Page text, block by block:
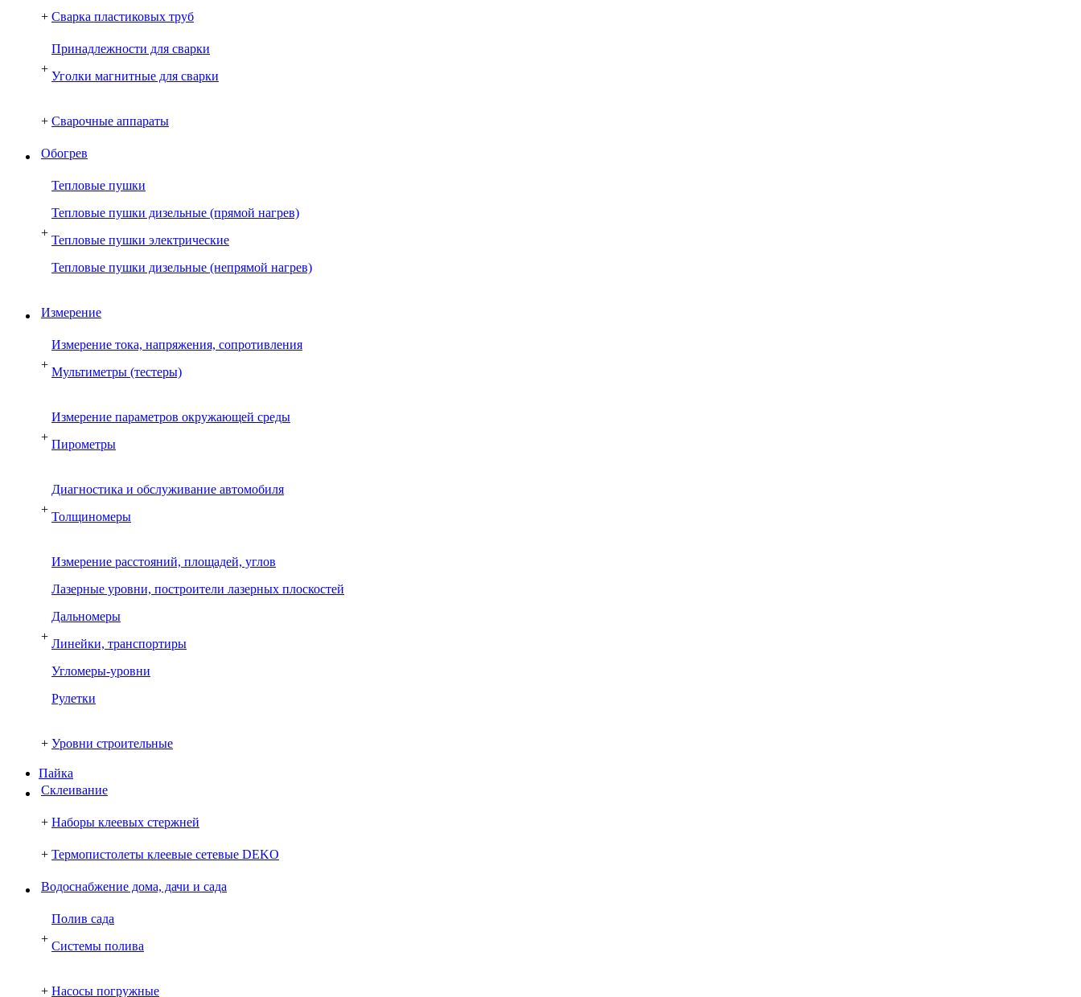
+ Сварка пластиковых труб
+
Принадлежности для сварки
Уголки магнитные для сварки
+ Сварочные аппараты
Обогрев
+
Тепловые пушки
Тепловые пушки дизельные (прямой нагрев)
Тепловые пушки электрические
Тепловые пушки дизельные (непрямой нагрев)
Измерение
+
Измерение тока, напряжения, сопротивления
Мультиметры (тестеры)
+
Измерение параметров окружающей среды
Пирометры
+
Диагностика и обслуживание автомобиля
Толщиномеры
+
Измерение расстояний, площадей, углов
Лазерные уровни, построители лазерных плоскостей
Дальномеры
Линейки, транспортиры
Угломеры-уровни
Рулетки
+ Уровни строительные
Пайка
Склеивание
+ Наборы клеевых стержней
+ Термопистолеты клеевые сетевые DEKO
Водоснабжение дома, дачи и сада
+
Полив сада
Системы полива
+ Насосы погружные